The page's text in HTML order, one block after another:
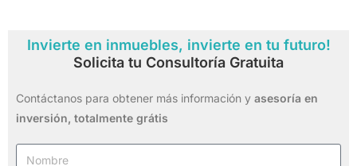
Invierte en inmuebles, invierte en tu futuro!
Solicita tu Consultoría Gratuita
Contáctanos para obtener más información y asesoría en
inversión, totalmente grátis